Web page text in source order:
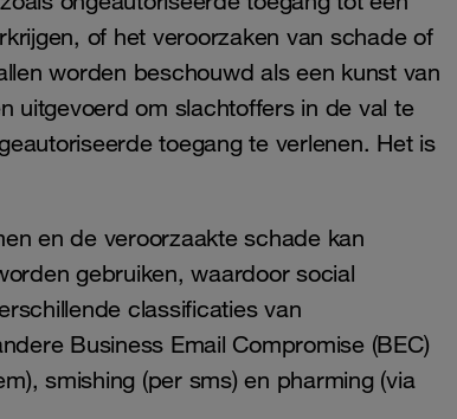
of het veroorzaken van schade of
worden beschouwd als een kunst van
uitgevoerd om slachtoffers in de val te
toegang te verlenen. Het is
en de veroorzaakte schade kan
gebruiken, waardoor social
classificaties van
Business Email Compromise (BEC)
smishing (per sms) en pharming (via